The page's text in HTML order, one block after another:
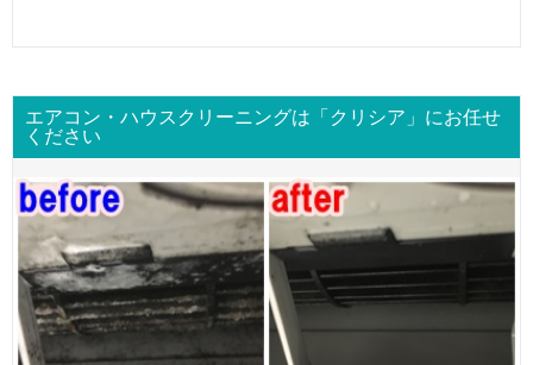
エアコン・ハウスクリーニングは「クリシア」にお任せ
ください